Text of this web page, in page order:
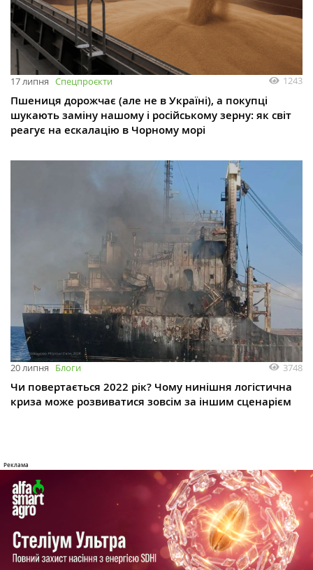
17 липня Спецпроєкти 1243
Пшениця дорожчає (але не в Україні), а покупці
шукають заміну нашому і російському зерну: як світ
реагує на ескалацію в Чорному морі
20 липня Блоги 3748
Чи повертається 2022 рік? Чому нинішня логістична
криза може розвиватися зовсім за іншим сценарієм